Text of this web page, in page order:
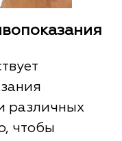
различных
чтобы